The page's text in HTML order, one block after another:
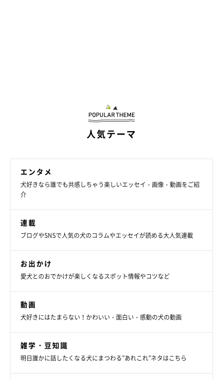
人気テーマ
エンタメ
犬好きなら誰でも共感しちゃう楽しいエッセイ・画像・動画をご紹
介
連載
ブログやSNSで人気の犬のコラムやエッセイが読める大人気連載
お出かけ
愛犬とのおでかけが楽しくなるスポット情報やコツなど
動画
犬好きにはたまらない！かわいい・面白い・感動の犬の動画
雑学・豆知識
明日誰かに話したくなる犬にまつわる”あれこれ”ネタはこちら